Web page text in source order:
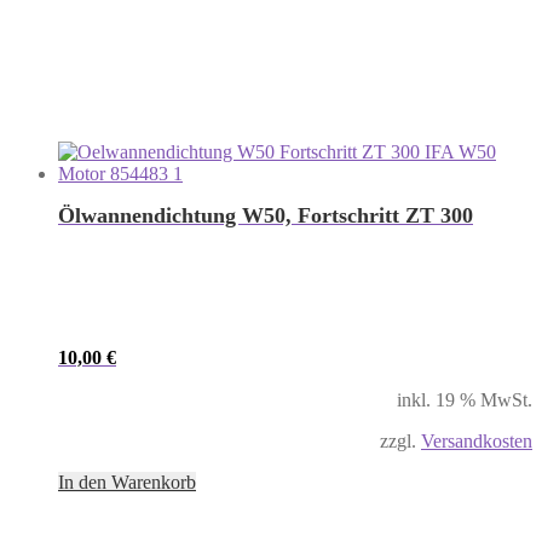
Ölwannendichtung W50, Fortschritt ZT 300
10,00 €
inkl. 19 % MwSt.
zzgl. Versandkosten
In den Warenkorb